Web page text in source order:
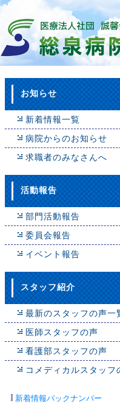
お知らせ
新着情報一覧
病院からのお知らせ
求職者のみなさんへ
活動報告
部門活動報告
委員会報告
イベント報告
スタッフ紹介
最新のスタッフの声一
医師スタッフの声
看護部スタッフの声
コメディカルスタッフ
新着情報バックナンバー